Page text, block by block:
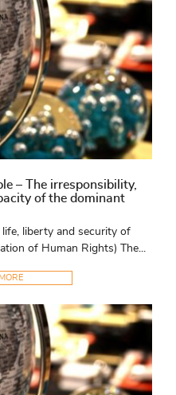
– The irresponsibility,
of the dominant
liberty and security of
of Human Rights) The...